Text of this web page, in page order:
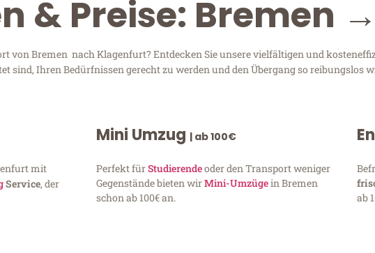
& Preise: Bremen
von Bremen nach Klagenfurt? Entdecken Sie unsere vielfältigen und
sind, Ihren Bedürfnissen gerecht zu werden und den Übergang so reibungslos
mit
Service, der
Mini Umzug | ab 100€
Perfekt fürStudierendeoder den Transport weniger
Gegenstände bieten wirMini-Umzügein Bremen
schon ab 100€ an.
ab